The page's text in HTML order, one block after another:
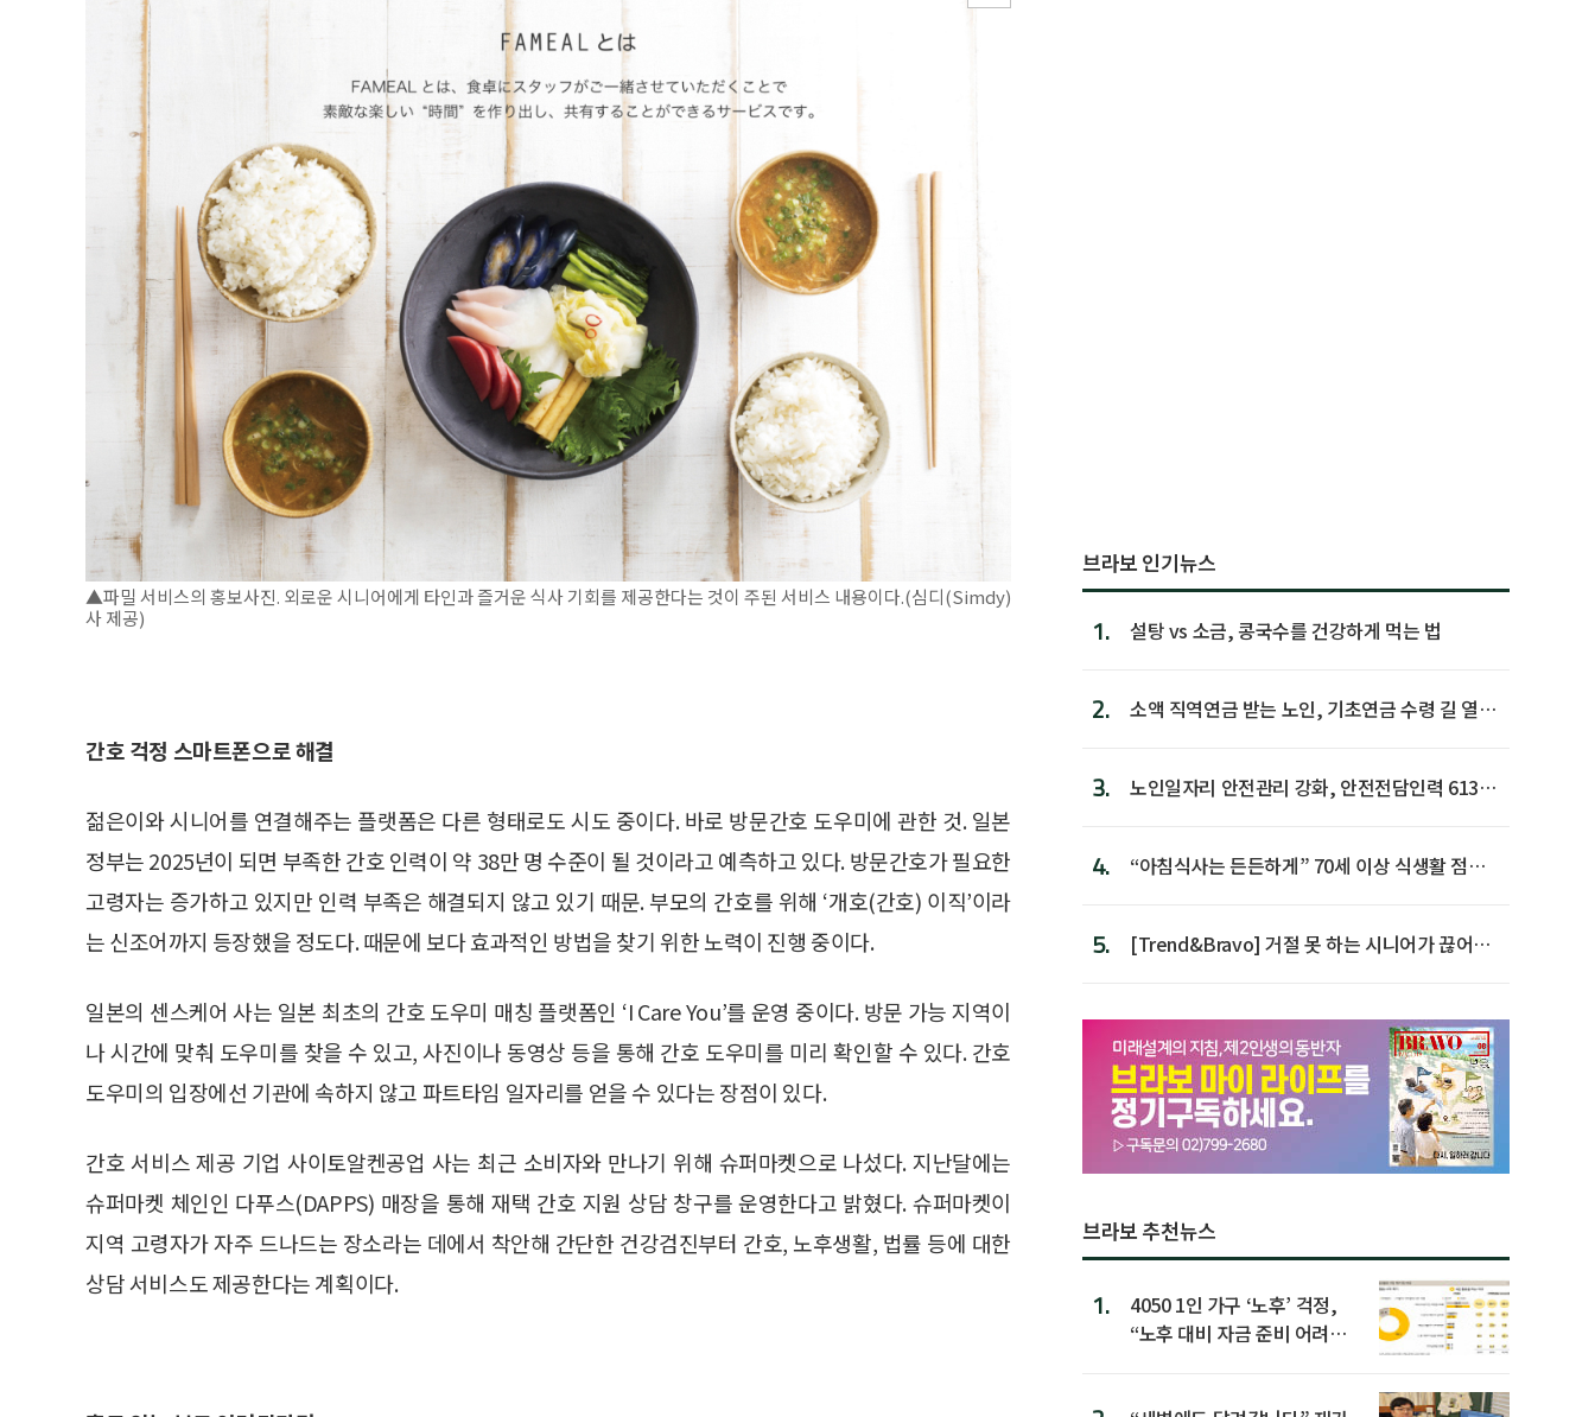
▲파밀 서비스의 홍보사진. 외로운 시니어에게 타인과 즐거운 식사 기회를 제공한다는 것이 주된 서비스 내용이다.(심디(Simdy)
사 제공)
간호 걱정 스마트폰으로 해결
젊은이와 시니어를 연결해주는 플랫폼은 다른 형태로도 시도 중이다. 바로 방문간호 도우미에 관한 것. 일본
정부는 2025년이 되면 부족한 간호 인력이 약 38만 명 수준이 될 것이라고 예측하고 있다. 방문간호가 필요한
고령자는 증가하고 있지만 인력 부족은 해결되지 않고 있기 때문. 부모의 간호를 위해 ‘개호(간호) 이직’이라
는 신조어까지 등장했을 정도다. 때문에 보다 효과적인 방법을 찾기 위한 노력이 진행 중이다.
일본의 센스케어 사는 일본 최초의 간호 도우미 매칭 플랫폼인 ‘I Care You’를 운영 중이다. 방문 가능 지역이
나 시간에 맞춰 도우미를 찾을 수 있고, 사진이나 동영상 등을 통해 간호 도우미를 미리 확인할 수 있다. 간호
도우미의 입장에선 기관에 속하지 않고 파트타임 일자리를 얻을 수 있다는 장점이 있다.
간호 서비스 제공 기업 사이토알켄공업 사는 최근 소비자와 만나기 위해 슈퍼마켓으로 나섰다. 지난달에는
슈퍼마켓 체인인 다푸스(DAPPS) 매장을 통해 재택 간호 지원 상담 창구를 운영한다고 밝혔다. 슈퍼마켓이
지역 고령자가 자주 드나드는 장소라는 데에서 착안해 간단한 건강검진부터 간호, 노후생활, 법률 등에 대한
상담 서비스도 제공한다는 계획이다.
브라보 인기뉴스
1. 설탕 vs 소금, 콩국수를 건강하게 먹는 법
2.
소액 직역연금 받는 노인, 기초연금 수령 길 열린
3.
노인일자리 안전관리 강화, 안전전담인력 613명
4.
“아침식사는 든든하게” 70세 이상 식생활 점수
5.
[Trend&Bravo] 거절 못 하는 시니어가 끊어야
브라보 추천뉴스
1.
4050 1인 가구 ‘노후’ 걱정,
“노후 대비 자금 준비 어려